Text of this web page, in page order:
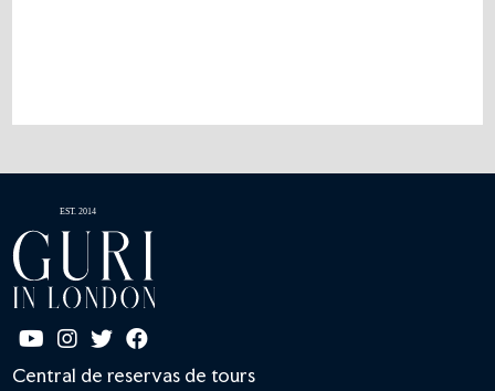
Central de reservas de tours